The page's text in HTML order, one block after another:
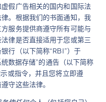
假广告相关的国内和国际法
。根据我们的书面通知，我
服务提供商遵守所有可能与
律是否直接适用于您或第三
行（以下简称“RBI”）于
数据存储”的通告（以下简称
或指令，并且您将立即遵
守这些法律。